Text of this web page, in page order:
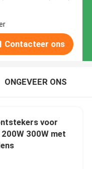
Contacteer ons
ONGEVEER ONS
voor
300W met